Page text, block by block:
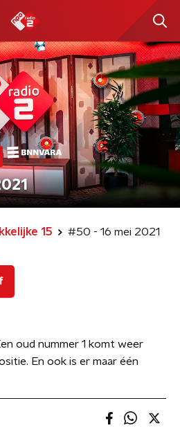
15 #50 - 16 mei 2021
oud nummer 1 komt weer
En ook is er maar één